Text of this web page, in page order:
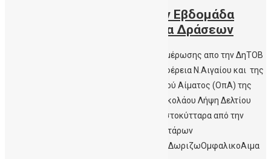
Κοινο Δελτιο Τυπου για την Εβδομάδα
Ενημέρωσης και Προγραμμα Δράσεων
Κοινό Δελτίο Τύπου για την εβδομάδα Ενημέρωσης απο την ΔηΤΟΒ
Κρήτης, την Περιφέρεια Κρήτης, την Περιφέρεια Ν.Αιγαίου και της
Δημόσιας Τράπεζας Ομφαλιοπλακουντικού Αίματος (ΟπΑ) της
Αιματολογικής Κλινικής του Γ.Ν.Γ. Παπανικολάου Λήψη Δελτίου
Τύπου Εβδομάδα Ενημέρωσης για τα Βλαστοκύτταρα από την
Δημόσια Τράπεζα Ομφαλικών Βλαστοκυττάρων
Κρήτης#StemCellAwarenessWeek2023 #ΔωριζωΟμφαλικοΑιμα